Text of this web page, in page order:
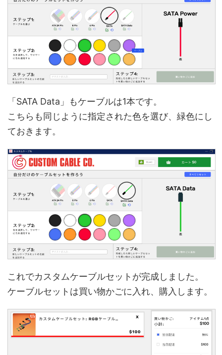
「SATA Data」もケーブルは1本です。
こちらも同じように指定された色を選び、緑色にし
ておきます。
これでカスタムケーブルセットが完成しました。
ケーブルセットは買い物かごに入れ、購入します。